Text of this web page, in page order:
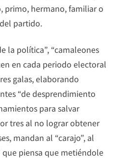
primo, hermano, familiar o
partido.
la política”, “camaleones
en cada periodo electoral
galas, elaborando
“de desprendimiento
para salvar
tres al no lograr obtener
mandan al “carajo”, al
piensa que metiéndole